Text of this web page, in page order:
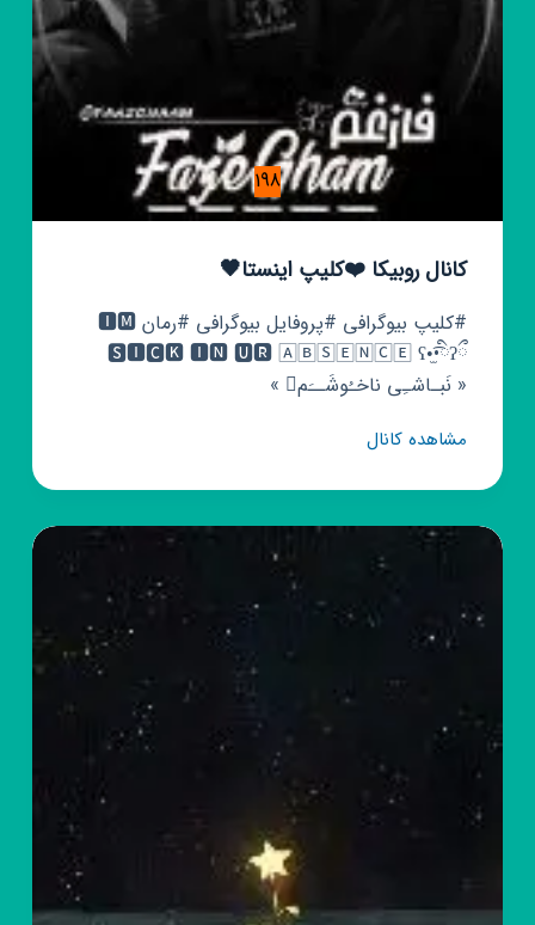
198
کانال روبیکا ❤️کلیپ اینستا🖤
#کلیپ بیوگرافی #پروفایل بیوگرافی #رمان 🅸🅼
🆂🅸🅲🅺 🅸🅽 🆄🆁 🄰🄱🅂🄴🄽🄲🄴 ʕ•̫͡•ིʔྀ
« نَبـاشـِی ناخـُوشَــَم »
مشاهده کانالکانال
❤️
کلیپ